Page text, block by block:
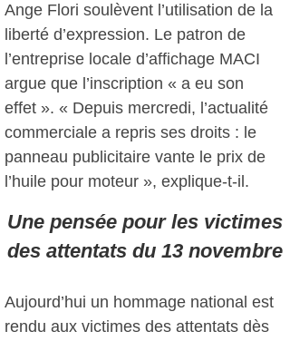
Ange Flori soulèvent l’utilisation de la
liberté d’expression. Le patron de
l’entreprise locale d’affichage MACI
argue que l’inscription « a eu son
effet ». « Depuis mercredi, l’actualité
commerciale a repris ses droits : le
panneau publicitaire vante le prix de
l’huile pour moteur », explique-t-il.
Une pensée pour les victimes
des attentats du 13 novembre
Aujourd’hui un hommage national est
rendu aux victimes des attentats dès